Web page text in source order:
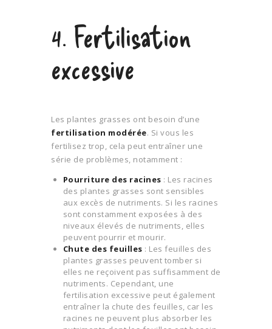
4. Fertilisation
excessive
Les plantes grasses ont besoin d’une
fertilisation modérée. Si vous les
fertilisez trop, cela peut entraîner une
série de problèmes, notamment :
Pourriture des racines : Les racines
des plantes grasses sont sensibles
aux excès de nutriments. Si les racines
sont constamment exposées à des
niveaux élevés de nutriments, elles
peuvent pourrir et mourir.
Chute des feuilles : Les feuilles des
plantes grasses peuvent tomber si
elles ne reçoivent pas suffisamment de
nutriments. Cependant, une
fertilisation excessive peut également
entraîner la chute des feuilles, car les
racines ne peuvent plus absorber les